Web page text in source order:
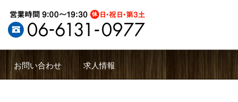
お問い合わせ 求人情報